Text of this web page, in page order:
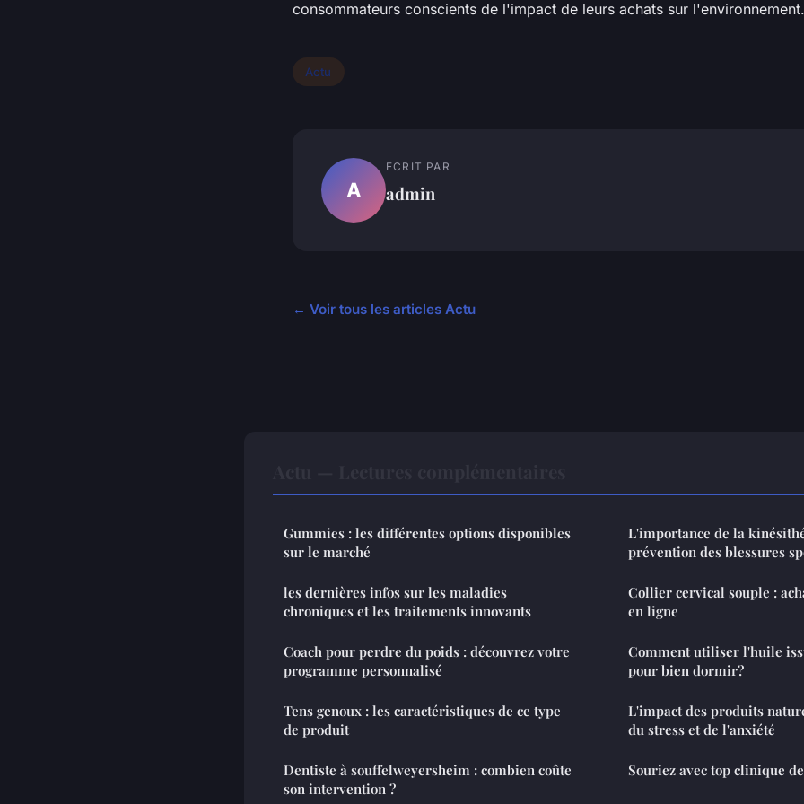
consommateurs conscients de l'impact de leurs achats sur l'environnement.
Actu
A
ECRIT PAR
admin
← Voir tous les articles Actu
Gummies : les différentes options disponibles
sur le marché
les dernières infos sur les maladies
chroniques et les traitements innovants
Coach pour perdre du poids : découvrez votre
programme personnalisé
Tens genoux : les caractéristiques de ce type
de produit
Dentiste à souffelweyersheim : combien coûte
son intervention ?
L'importance de la
prévention des blessures
Collier cervical souple :
en ligne
Comment utiliser l'huile
pour bien dormir?
L'impact des produits
du stress et de l'anxiété
Souriez avec top clinique